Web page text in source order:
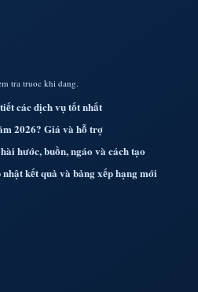
tra truoc khi dang.
các dịch vụ tốt nhất
2026? Giá và hỗ trợ
hước, buồn, ngáo và cách tạo
kết quả và bảng xếp hạng mới